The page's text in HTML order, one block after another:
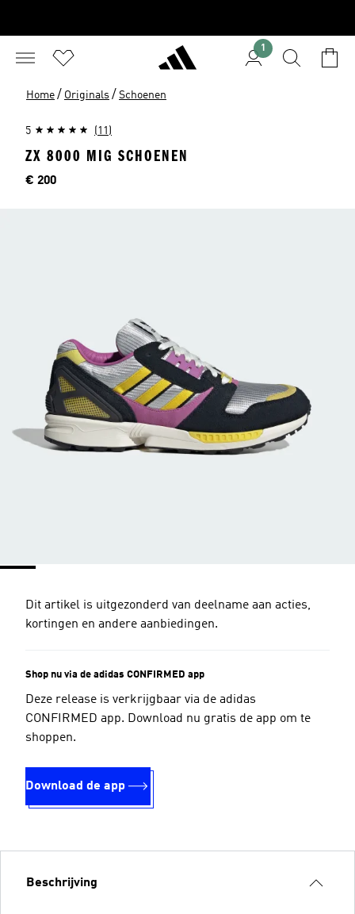
1
Home / Originals / Schoenen
5 (11)
ZX 8000 MIG SCHOENEN
Price
€ 200
Dit artikel is uitgezonderd van deelname aan acties,
kortingen en andere aanbiedingen.
Shop nu via de adidas CONFIRMED app
Deze release is verkrijgbaar via de adidas
CONFIRMED app. Download nu gratis de app om te
shoppen.
Download de app
Beschrijving